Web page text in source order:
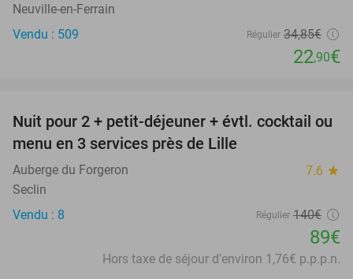
Neuville-en-Ferrain
Vendu : 509
Régulier 34,85€
22,90€
36%
Nuit pour 2 + petit-déjeuner + évtl. cocktail ou
menu en 3 services près de Lille
Auberge du Forgeron 7.6 star
Seclin
Vendu : 8
Régulier 140€
89€
Hors taxe de séjour d'environ 1,76€ p.p.p.n.